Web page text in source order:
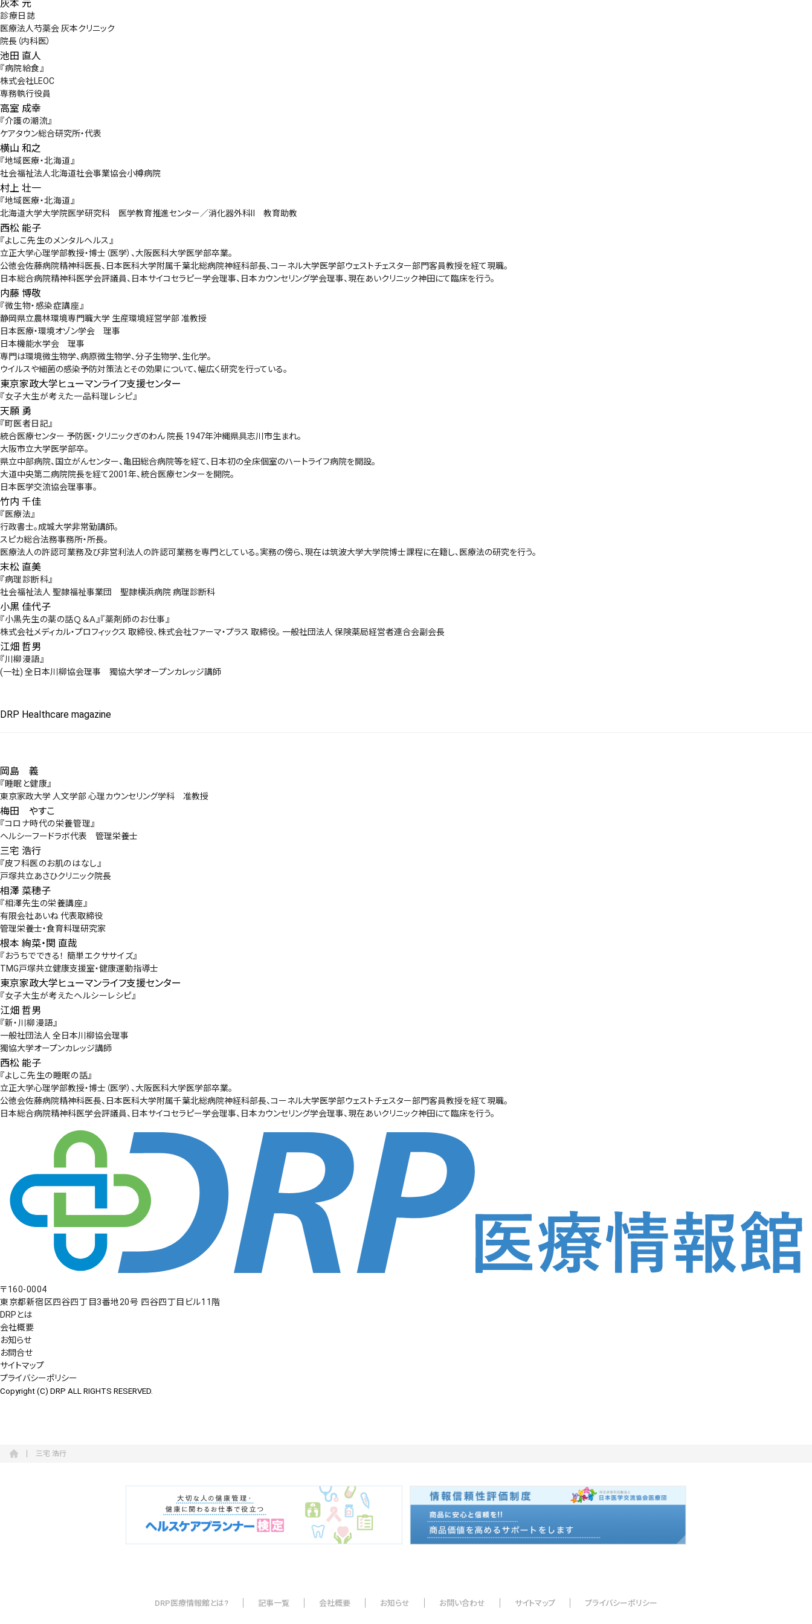
お知らせ
お問い合わせ
灰本 元
診療日誌
医療法人芍薬会 灰本クリニック
院長（内科医）
池田 直人
『病院給食』
株式会社LEOC
専務執行役員
高室 成幸
『介護の潮流』
ケアタウン総合研究所・代表
横山 和之
『地域医療・北海道』
社会福祉法人北海道社会事業協会小樽病院
村上 壮一
『地域医療・北海道』
北海道大学大学院医学研究科 医学教育推進センター／消化器外科Ⅱ 教育助教
西松 能子
『よしこ先生のメンタルヘルス』
立正大学心理学部教授・博士（医学）、大阪医科大学医学部卒業。
公徳会佐藤病院精神科医長、日本医科大学附属千葉北総病院神経科部長、コーネル大学医学部ウェストチェスター部門客員教授を経て現職。
日本総合病院精神科医学会評議員、日本サイコセラピー学会理事、日本カウンセリング学会理事、現在あいクリニック神田にて臨床を行う。
内藤 博敬
『微生物・感染症講座』
静岡県立農林環境専門職大学 生産環境経営学部 准教授
日本医療・環境オゾン学会 理事
日本機能水学会 理事
専門は環境微生物学、病原微生物学、分子生物学、生化学。
ウイルスや細菌の感染予防対策法とその効果について、幅広く研究を行っている。
東京家政大学ヒューマンライフ支援センター
『女子大生が考えた一品料理レシピ』
天願 勇
『町医者日記』
統合医療センター 予防医・クリニックぎのわん 院長 1947年沖縄県具志川市生まれ。
大阪市立大学医学部卒。
県立中部病院、国立がんセンター、亀田総合病院等を経て、日本初の全床個室のハートライフ病院を開設。
大道中央第二病院院長を経て2001年、統合医療センターを開院。
日本医学交流協会理事事。
竹内 千佳
『医療法』
行政書士。成城大学非常勤講師。
スピカ総合法務事務所・所長。
医療法人の許認可業務及び非営利法人の許認可業務を専門としている。実務の傍ら、現在は筑波大学大学院博士課程に在籍し、医療法の研究を行う。
末松 直美
『病理診断科』
社会福祉法人 聖隷福祉事業団 聖隷横浜病院 病理診断科
小黒 佳代子
『小黒先生の薬の話Ｑ＆Ａ』『薬剤師のお仕事』
株式会社メディカル・プロフィックス 取締役、株式会社ファーマ・プラス 取締役。 一般社団法人 保険薬局経営者連合会副会長
江畑 哲男
『川柳漫語』
(一社) 全日本川柳協会理事 獨協大学オープンカレッジ講師
DRP Healthcare magazine
岡島 義
『睡眠と健康』
東京家政大学 人文学部 心理カウンセリング学科 准教授
梅田 やすこ
『コロナ時代の栄養管理』
ヘルシーフードラボ代表 管理栄養士
三宅 浩行
『皮フ科医のお肌のはなし』
戸塚共立あさひクリニック院長
相澤 菜穂子
『相澤先生の栄養講座』
有限会社あいね 代表取締役
管理栄養士・食育料理研究家
根本 絢菜・関 直哉
『おうちでできる！ 簡単エクササイズ』
TMG戸塚共立健康支援室・健康運動指導士
東京家政大学ヒューマンライフ支援センター
『女子大生が考えたヘルシーレシピ』
江畑 哲男
『新・川柳漫語』
一般社団法人 全日本川柳協会理事
獨協大学オープンカレッジ講師
西松 能子
『よしこ先生の睡眠の話』
立正大学心理学部教授・博士（医学）、大阪医科大学医学部卒業。
公徳会佐藤病院精神科医長、日本医科大学附属千葉北総病院神経科部長、コーネル大学医学部ウェストチェスター部門客員教授を経て現職。
日本総合病院精神科医学会評議員、日本サイコセラピー学会理事、日本カウンセリング学会理事、現在あいクリニック神田にて臨床を行う。
〒160-0004
東京都新宿区四谷四丁目3番地20号 四谷四丁目ビル11階
DRPとは
会社概要
お知らせ
お問合せ
サイトマップ
プライバシーポリシー
Copyright (C) DRP ALL RIGHTS RESERVED.
三宅 浩行
DRP医療情報館とは? 記事一覧 会社概要 お知らせ お問い合わせ サイトマップ プライバシーポリシー